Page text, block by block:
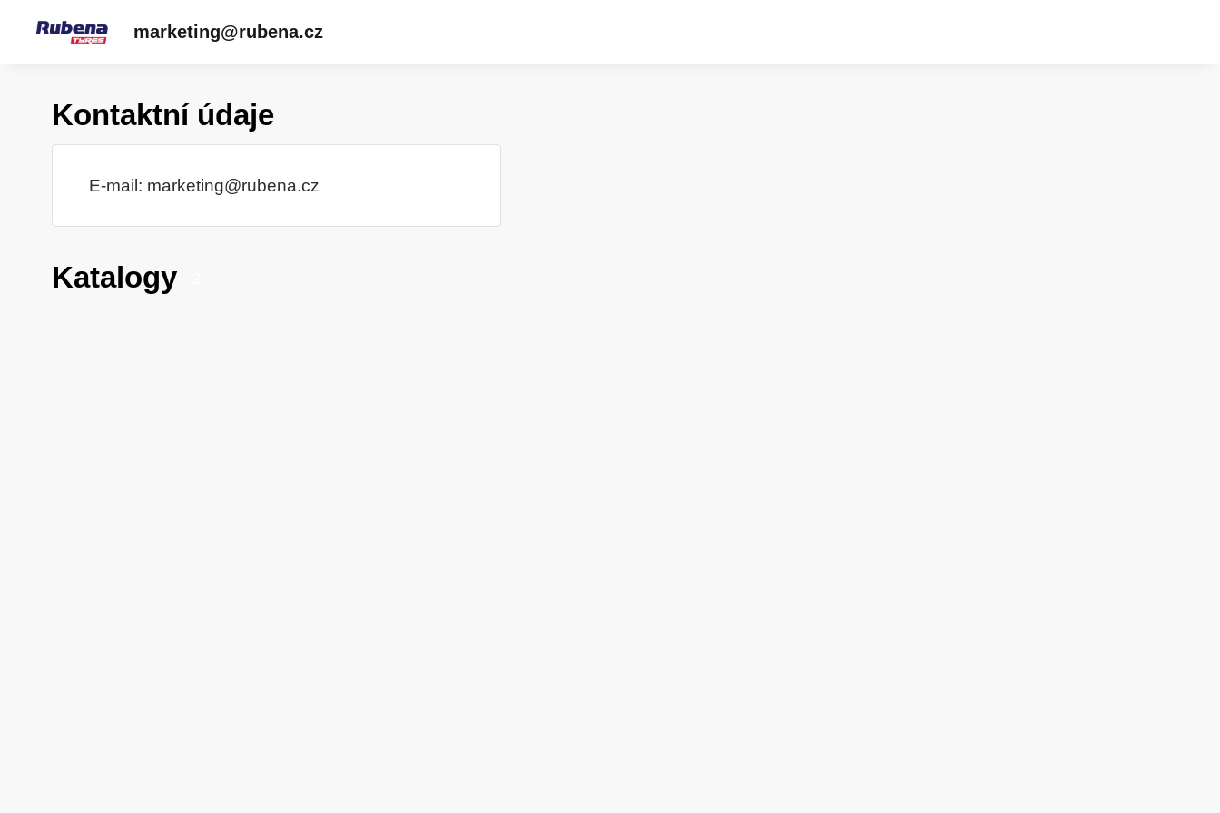
marketing@rubena.cz
Kontaktní údaje
E-mail: marketing@rubena.cz
Katalogy